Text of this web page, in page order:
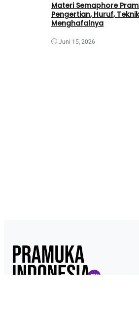
Materi Semaphore
Pengertian, Huruf,
Menghafalnya
Juni 15, 2026